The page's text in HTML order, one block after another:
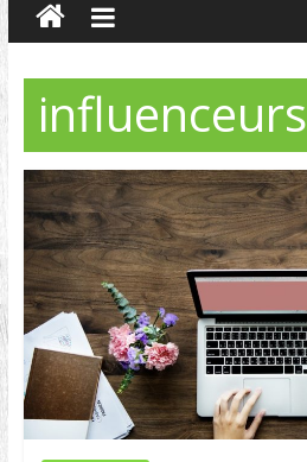
influenceurs